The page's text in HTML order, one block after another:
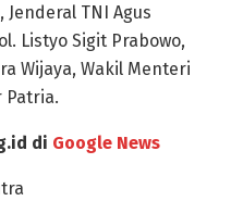
TNI Agus
Listyo Sigit Prabowo,
Wijaya, Wakil Menteri
Patria.
di Google News